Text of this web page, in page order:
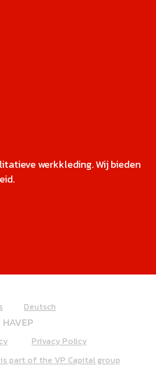
werkkleding. Wij bieden
Deutsch
Privacy Policy
is part of the VP Capital group